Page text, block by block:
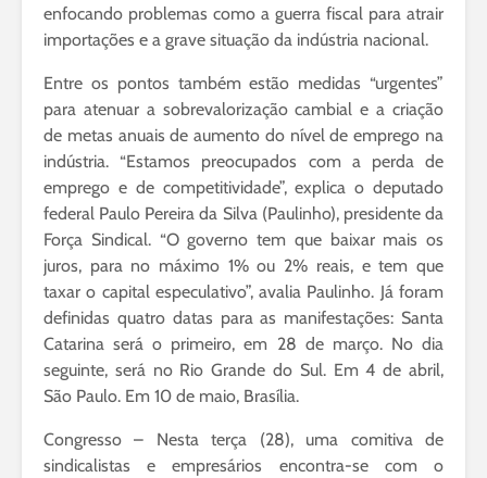
enfocando problemas como a guerra fiscal para atrair
importações e a grave situação da indústria nacional.
Entre os pontos também estão medidas “urgentes”
para atenuar a sobrevalorização cambial e a criação
de metas anuais de aumento do nível de emprego na
indústria. “Estamos preocupados com a perda de
emprego e de competitividade”, explica o deputado
federal Paulo Pereira da Silva (Paulinho), presidente da
Força Sindical. “O governo tem que baixar mais os
juros, para no máximo 1% ou 2% reais, e tem que
taxar o capital especulativo”, avalia Paulinho. Já foram
definidas quatro datas para as manifestações: Santa
Catarina será o primeiro, em 28 de março. No dia
seguinte, será no Rio Grande do Sul. Em 4 de abril,
São Paulo. Em 10 de maio, Brasília.
Congresso – Nesta terça (28), uma comitiva de
sindicalistas e empresários encontra-se com o